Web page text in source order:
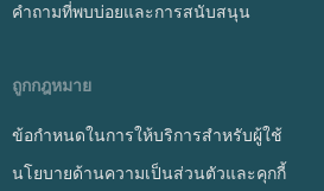
คำถามที่พบบ่อยและการสนับสนุน
ถูกกฎหมาย
ข้อกำหนดในการให้บริการสำหรับผู้ใช้
นโยบายด้านความเป็นส่วนตัวและคุกกี้